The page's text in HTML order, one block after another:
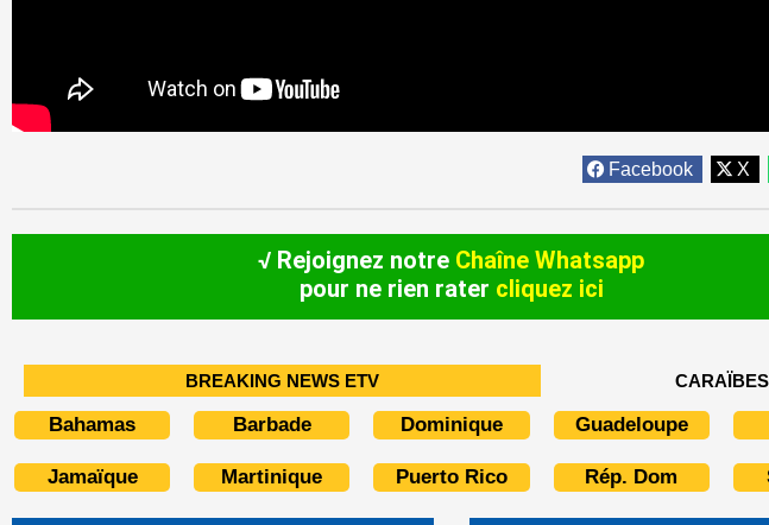
Facebook X
√ Rejoignez notre Chaîne Whatsapp
pour ne rien rater cliquez ici
BREAKING NEWS ETV CARAÏBES
Bahamas Barbade Dominique Guadeloupe
Jamaïque Martinique Puerto Rico Rép. Dom